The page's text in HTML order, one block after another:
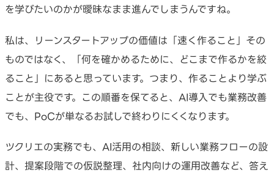
を学びたいのかが曖昧なまま進んでしまうんですね。
私は、リーンスタートアップの価値は「速く作ること」その
ものではなく、「何を確かめるために、どこまで作るかを絞
ること」にあると思っています。つまり、作ることより学ぶ
ことが主役です。この順番を保てると、AI導入でも業務改善
でも、PoCが単なるお試しで終わりにくくなります。
ツクリエの実務でも、AI活用の相談、新しい業務フローの設
計、提案段階での仮説整理、社内向けの運用改善など、答え